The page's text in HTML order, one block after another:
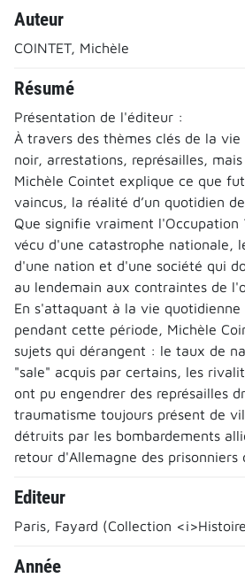
Auteur
COINTET, Michèle
Résumé
Présentation de l'éditeur :
À travers des thèmes clés de la
noir, arrestations, représailles, mais
Michèle Cointet explique ce que
vaincus, la réalité d’un quotidien
Que signifie vraiment l'Occupation
vécu d'une catastrophe nationale,
d'une nation et d'une société qui
au lendemain aux contraintes de
En s'attaquant à la vie quotidienne
pendant cette période, Michèle
sujets qui dérangent : le taux de
"sale" acquis par certains, les
ont pu engendrer des représailles
traumatisme toujours présent de
détruits par les bombardements
retour d'Allemagne des prisonniers
Editeur
Paris, Fayard (Collection
Année